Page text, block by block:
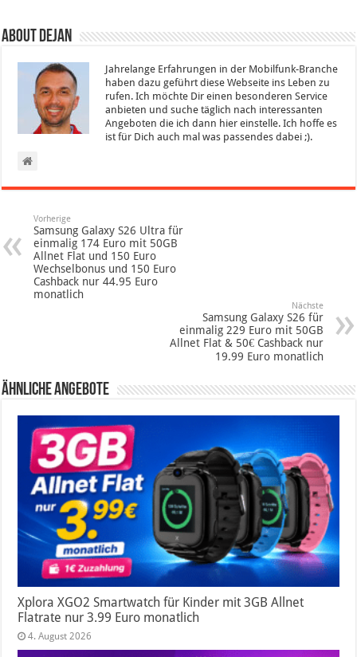
About Dejan
Jahrelange Erfahrungen in der Mobilfunk-Branche
haben dazu geführt diese Webseite ins Leben zu
rufen. Ich möchte Dir einen besonderen Service
anbieten und suche täglich nach interessanten
Angeboten die ich dann hier einstelle. Ich hoffe es
ist für Dich auch mal was passendes dabei ;).
Vorherige
Samsung Galaxy S26 Ultra für
einmalig 174 Euro mit 50GB
Allnet Flat und 150 Euro
Wechselbonus und 150 Euro
Cashback nur 44.95 Euro
monatlich
Nächste
Samsung Galaxy S26 für
einmalig 229 Euro mit 50GB
Allnet Flat & 50€ Cashback nur
19.99 Euro monatlich
Ähnliche Angebote
Xplora XGO2 Smartwatch für Kinder mit 3GB Allnet
Flatrate nur 3.99 Euro monatlich
4. August 2026